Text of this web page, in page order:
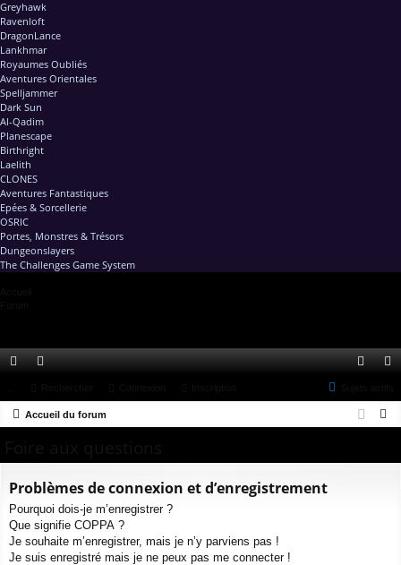
Greyhawk
Ravenloft
DragonLance
Lankhmar
Royaumes Oubliés
Aventures Orientales
Spelljammer
Dark Sun
Al-Qadim
Planescape
Birthright
Laelith
CLONES
Aventures Fantastiques
Epées & Sorcellerie
OSRIC
Portes, Monstres & Trésors
Dungeonslayers
The Challenges Game System
co
s
u ne cri
Accueil du forum
Problèmes de connexion et d’enregistrement
Pourquoi dois-je m’enregistrer ?
Que signifie COPPA ?
Je souhaite m’enregistrer, mais je n’y parviens pas !
Je suis enregistré mais je ne peux pas me connecter !